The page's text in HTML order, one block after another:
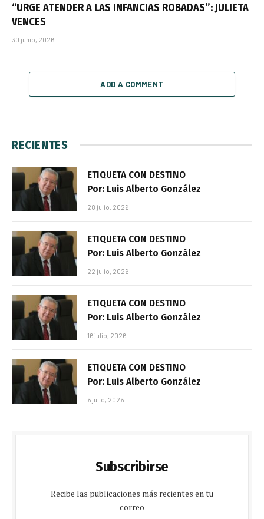
“URGE ATENDER A LAS INFANCIAS ROBADAS”: JULIETA
VENCES
30 junio, 2026
ADD A COMMENT
RECIENTES
ETIQUETA CON DESTINO
Por: Luis Alberto González
28 julio, 2026
ETIQUETA CON DESTINO
Por: Luis Alberto González
22 julio, 2026
ETIQUETA CON DESTINO
Por: Luis Alberto González
16 julio, 2026
ETIQUETA CON DESTINO
Por: Luis Alberto González
6 julio, 2026
Subscribirse
Recibe las publicaciones más recientes en tu
correo